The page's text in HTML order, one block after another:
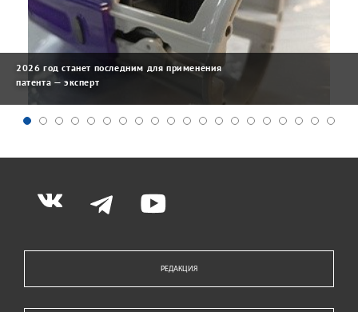
2026 год станет последним для применения
патента — эксперт
РЕДАКЦИЯ